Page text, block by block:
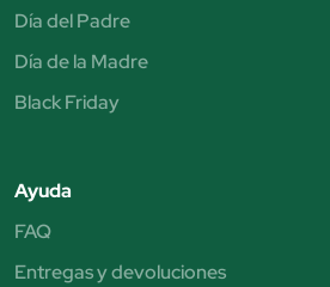
Día del Padre
Día de la Madre
Black Friday
Ayuda
FAQ
Entregas y devoluciones